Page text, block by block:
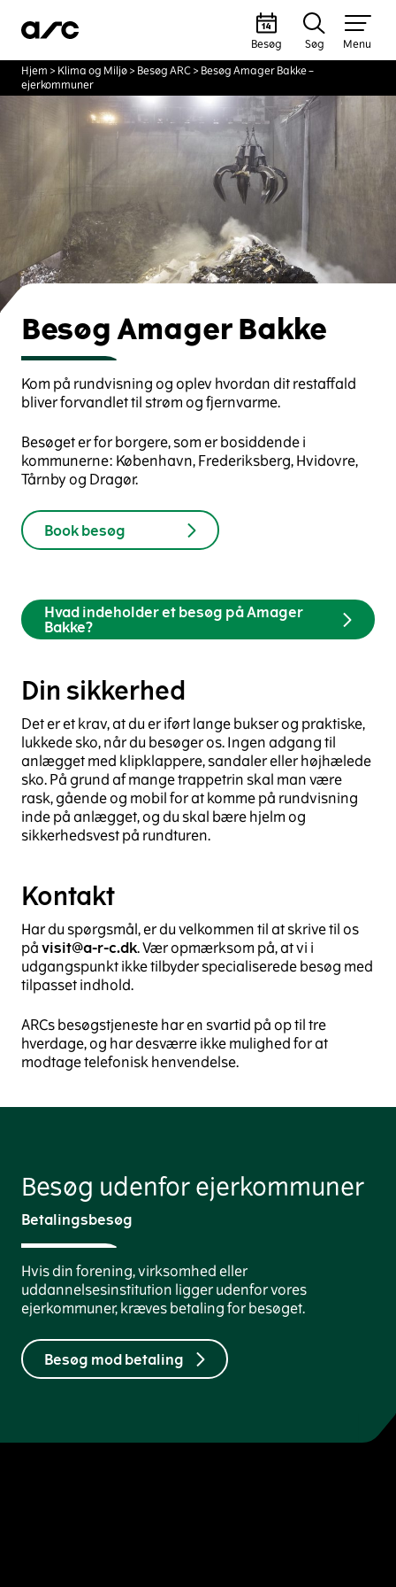
Besøg Søg
Menu
Hjem > Klima og Miljø> Besøg ARC> Besøg Amager Bakke –
ejerkommuner
Besøg Amager Bakke
Kom på rundvisning og oplev hvordan dit restaffald
bliver forvandlet til strøm og fjernvarme.
Besøget er for borgere, som er bosiddende i
kommunerne: København, Frederiksberg, Hvidovre,
Tårnby og Dragør.
Book besøg
Hvad indeholder et besøg på Amager
Bakke?
Din sikkerhed
Det er et krav, at du er iført lange bukser og praktiske,
lukkede sko, når du besøger os. Ingen adgang til
anlægget med klipklappere, sandaler eller højhælede
sko. På grund af mange trappetrin skal man være
rask, gående og mobil for at komme på rundvisning
inde på anlægget, og du skal bære hjelm og
sikkerhedsvest på rundturen.
Kontakt
Har du spørgsmål, er du velkommen til at skrive til os
påvisit@a-r-c.dk. Vær opmærksom på, at vi i
udgangspunkt ikke tilbyder specialiserede besøg med
tilpasset indhold.
ARCs besøgstjeneste har en svartid på op til tre
hverdage, og har desværre ikke mulighed for at
modtage telefonisk henvendelse.
Besøg udenfor ejerkommuner
Betalingsbesøg
Hvis din forening, virksomhed eller
uddannelsesinstitution ligger udenfor vores
ejerkommuner, kræves betaling for besøget.
Besøg mod betaling